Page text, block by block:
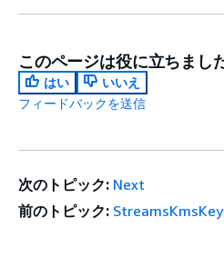
このページは役に立ちまし
はい
いいえ
フィードバックを送信
次のトピック: Next
前のトピック: StreamsKmsKey